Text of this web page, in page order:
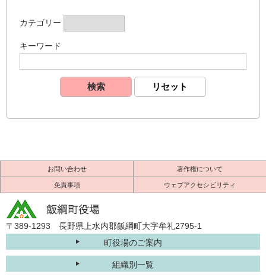
カテゴリー
キーワード
お問い合わせ 著作権について
免責事項 ウェブアクセシビリティ
〒389-1293 長野県上水内郡飯綱町大字牟礼2795-1
町役場のご案内
組織別一覧